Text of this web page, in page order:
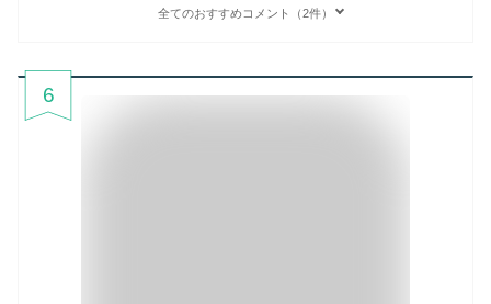
全てのおすすめコメント（2件）
6